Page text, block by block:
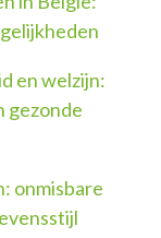
en welzijn:
gezonde
onmisbare